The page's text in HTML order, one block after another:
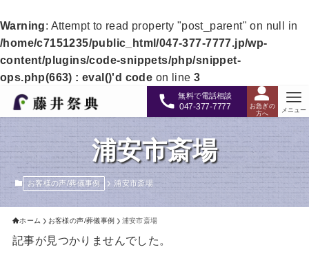
Warning: Attempt to read property "post_parent" on null in
/home/c7151235/public_html/047-377-7777.jp/wp-
content/plugins/code-snippets/php/snippet-
ops.php(663) : eval()'d code on line 3
無料で電話相談
047-377-7777 お急ぎの
方へ
メニュー
浦安市斎場
お客様の声/葬儀事例 浦安市斎場
ホーム お客様の声/葬儀事例 浦安市斎場
記事が見つかりませんでした。